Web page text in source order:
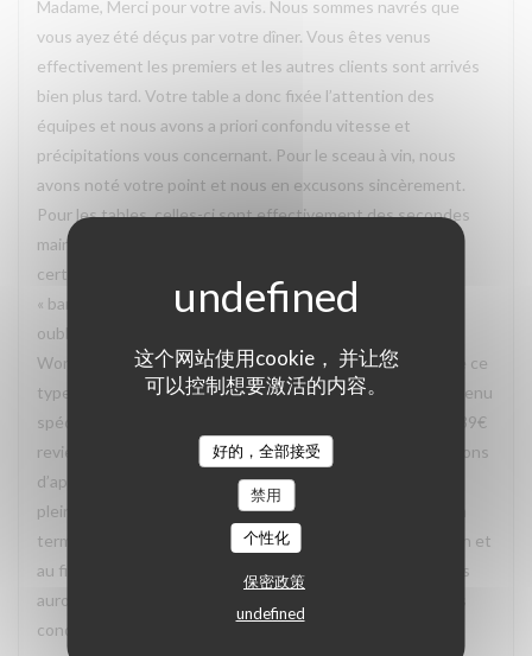
这个网站使用cookie， 并让您
可以控制想要激活的内容。
好的，全部接受
禁用
个性化
保密政策
undefined
Madame, Merci pour votre avis. Nous sommes navrés que
vous ayez été déçus par votre dîner. Vous êtes venus
effectivement les premiers et les autres clients sont arrivés
bien plus tard. Votre table a donc fixée l’attention des
équipes et nous avons a priori confondu vitesse et
précipitations vous concernant. Pour le sceau à vin, nous
avons noté votre point et nous en excusons sincèrement.
Pour les tables, celles-ci sont effectivement des secondes
mains, ce qui peut faire selon nous leurs charmes même si
certaines peuvent être considérées dans leur jus, voire
« bancales » même si stables. Un point cependant: vous
oubliez de mentionner que vous avez exercé un bon
Wonderbox. Sachez que bon nombre de restaurant refuse ce
type de bon le vendredi soir et vous oblige à prendre un menu
spécifique (car il faut savoir que sur les 59€ de bon, seuls 39€
reviennent au restaurant. De notre côté, nous nous refusons
d’appliquer ce genre de politique pour vous faire profiter
pleinement du restaurant. Nous allons d’ailleurs mettre un
terme à ce partenariat car celui-ci ne rempli pas sa fonction et
au final coûte cher au restaurant. Nous espérons que nous
aurons tout de même l’occasion de vous recevoir dans des
conditions plus agréables pour vous.